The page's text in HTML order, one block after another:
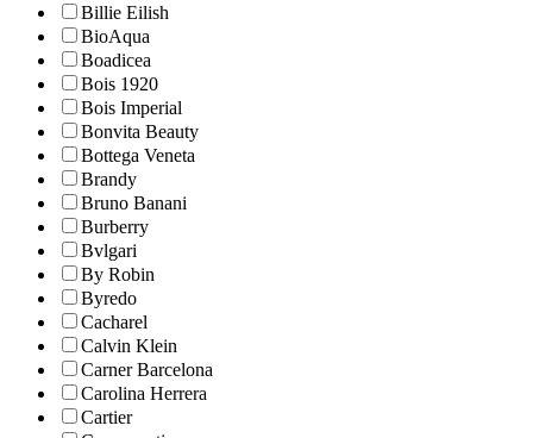
Billie Eilish
BioAqua
Boadicea
Bois 1920
Bois Imperial
Bonvita Beauty
Bottega Veneta
Brandy
Bruno Banani
Burberry
Bvlgari
By Robin
Byredo
Cacharel
Calvin Klein
Carner Barcelona
Carolina Herrera
Cartier